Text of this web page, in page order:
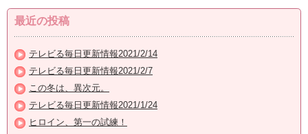
最近の投稿
テレビる毎日更新情報2021/2/14
テレビる毎日更新情報2021/2/7
この冬は、異次元。
テレビる毎日更新情報2021/1/24
ヒロイン、第一の試練！